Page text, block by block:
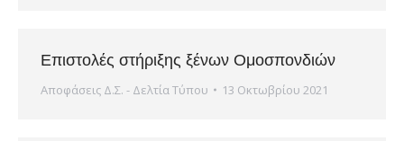
Eπιστολές στήριξης ξένων Ομοσπονδιών
Αποφάσεις Δ.Σ. - Δελτία Τύπου 13 Οκτωβρίου 2021